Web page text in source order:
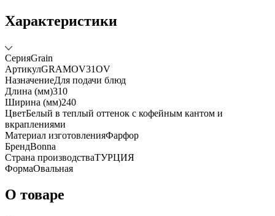
Характеристики
СерияGrain
АртикулGRAMOV31OV
НазначениеДля подачи блюд
Длина (мм)310
Ширина (мм)240
ЦветБелый в теплый оттенок с кофейным кантом и
вкраплениями
Материал изготовленияФарфор
БрендBonna
Страна производстваТУРЦИЯ
ФормаОвальная
О товаре